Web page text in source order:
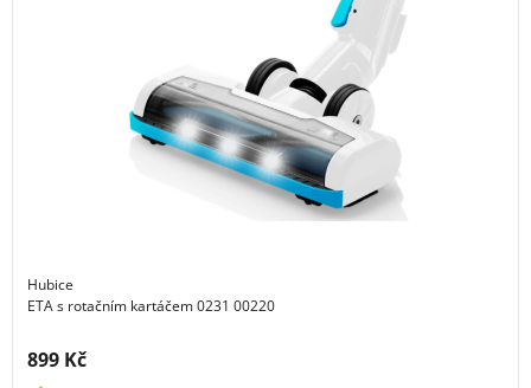
Hubice
ETA s rotačním kartáčem 0231 00220
Cena s DPH:
899 Kč